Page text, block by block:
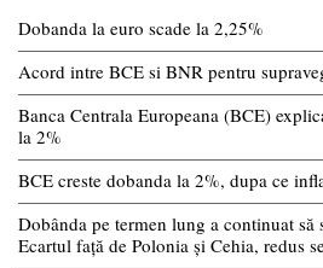
Dobanda la euro scade la 2,25%
Acord intre BCE si BNR pentru
Banca Centrala Europeana (BCE)
la 2%
BCE creste dobanda la 2%, dupa ce
Dobânda pe termen lung a continuat să
Ecartul față de Polonia și Cehia, redus